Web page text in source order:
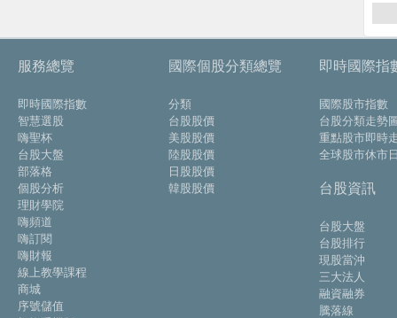
服務總覽
即時國際指數
智慧選股
嗨聖杯
台股大盤
部落格
個股分析
理財學院
嗨頻道
嗨訂閱
嗨財報
線上教學課程
商城
序號儲值
國際個股分類總覽
分類
台股股價
美股股價
陸股股價
日股股價
韓股股價
即時國際指
國際股市指數
台股分類走勢
重點股市即時
全球股市休市
台股資訊
台股大盤
台股排行
現股當沖
三大法人
融資融券
騰落線